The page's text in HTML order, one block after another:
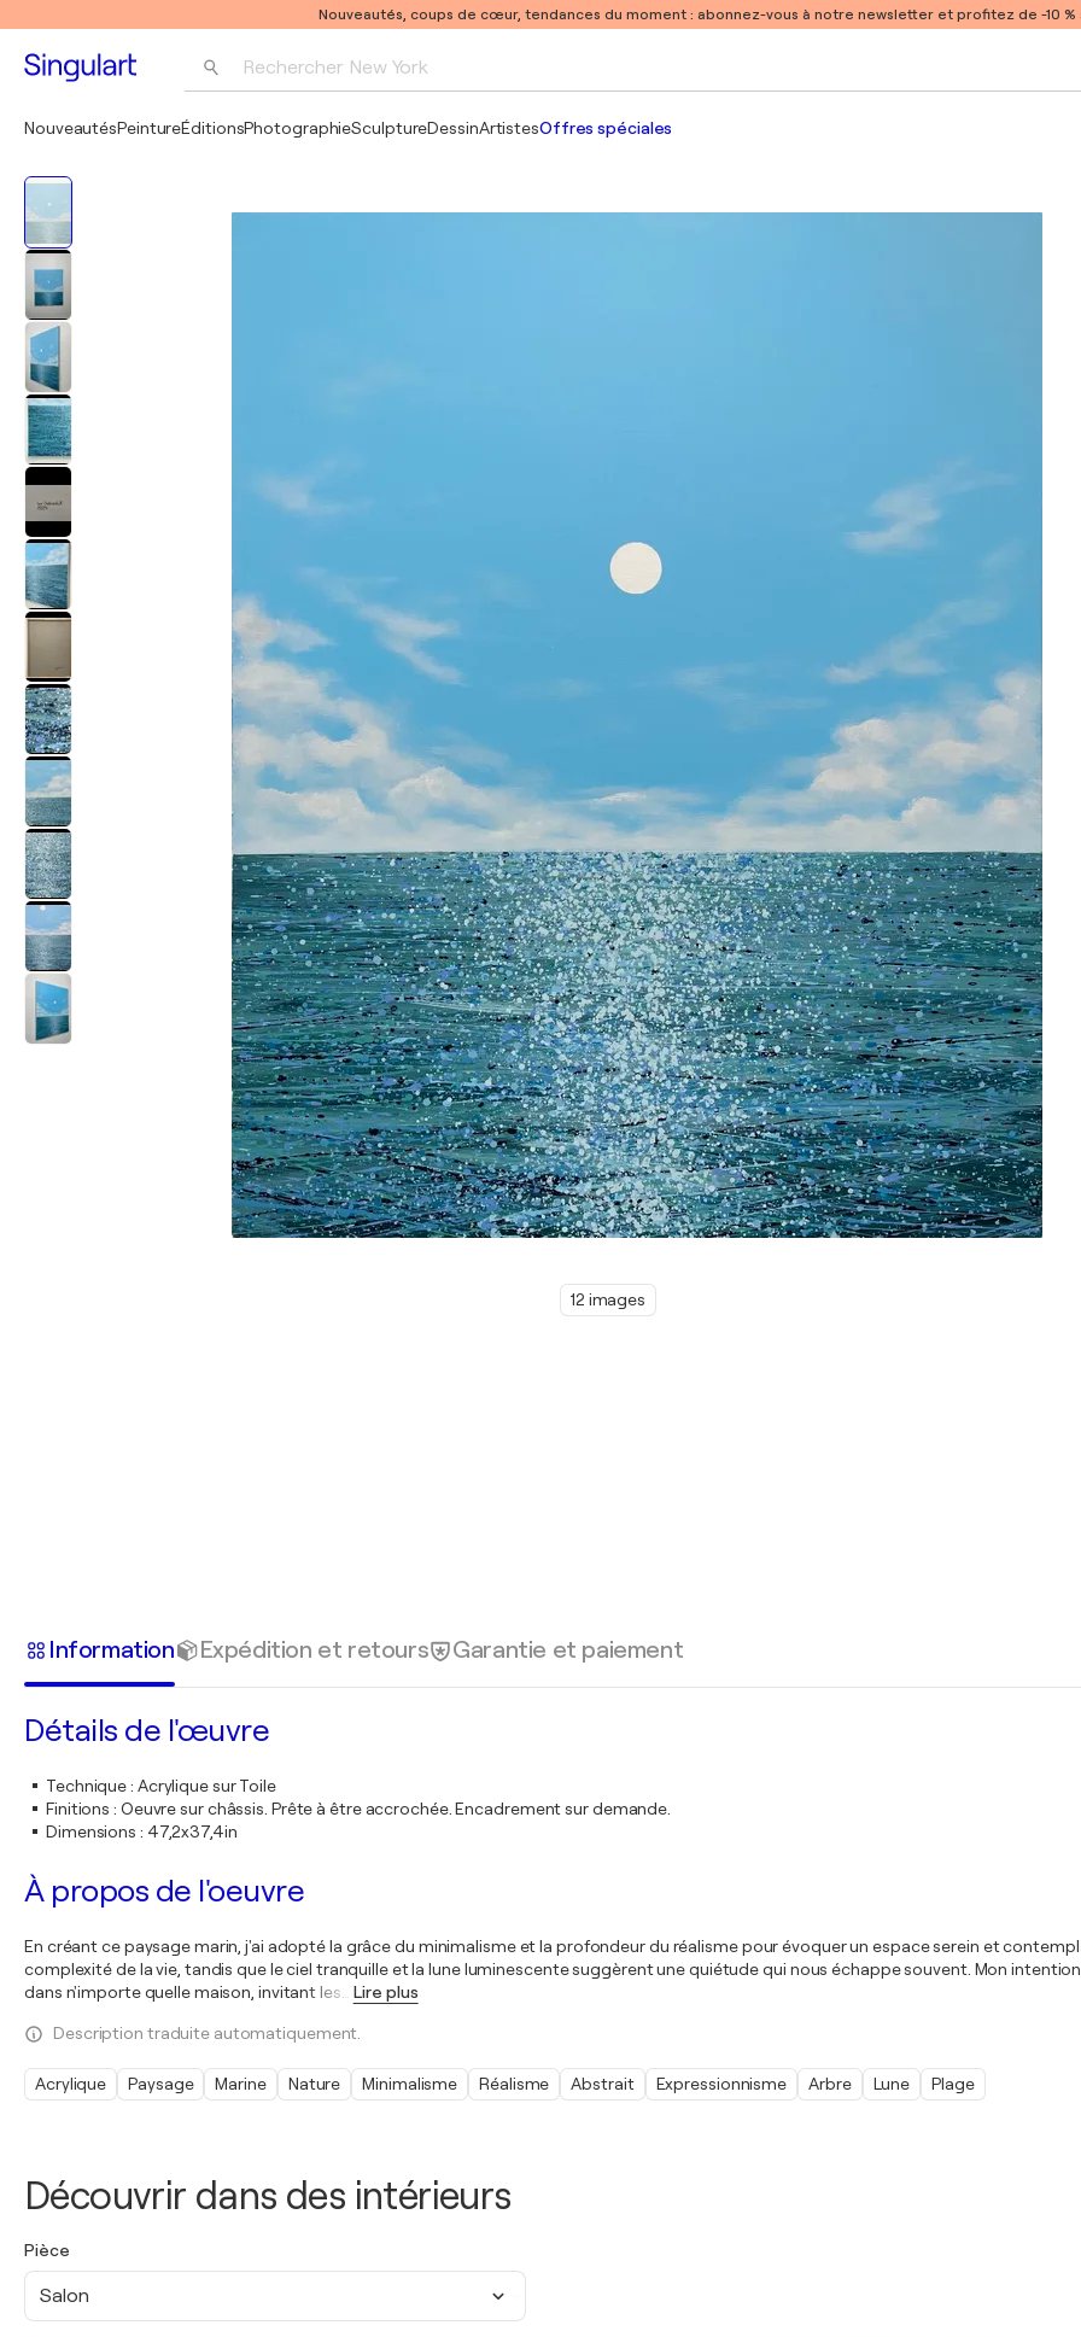
Nouveautés, coups de cœur, tendances du moment : abonnez-vous à notre newsletter et profitez de -10
Rechercher New York
Pablo Picasso
NouveautésPeintureÉditionsPhotographieSculptureDessinArtistesOffres spéciales
12 images
Découvrir dans des intérieurs
Pièce
Salon
Information Expédition et retours Garantie et paiement
Détails de l'œuvre
Technique: Acrylique sur Toile
Finitions : Oeuvre sur châssis. Prête à être accrochée. Encadrement sur demande.
Dimensions : 47,2x37,4in
À propos de l'oeuvre
En créant ce paysage marin, j'ai adopté la grâce du minimalisme et la profondeur du réalisme pour évoquer un espace serein et
complexité de la vie, tandis que le ciel tranquille et la lune luminescente suggèrent une quiétude qui nous échappe souvent. Mon
dans n'importe quelle maison, invitant les
Lire plus
Description traduite automatiquement.
Acrylique Paysage Marine Nature Minimalisme Réalisme Abstrait Expressionnisme Arbre Lune Plage